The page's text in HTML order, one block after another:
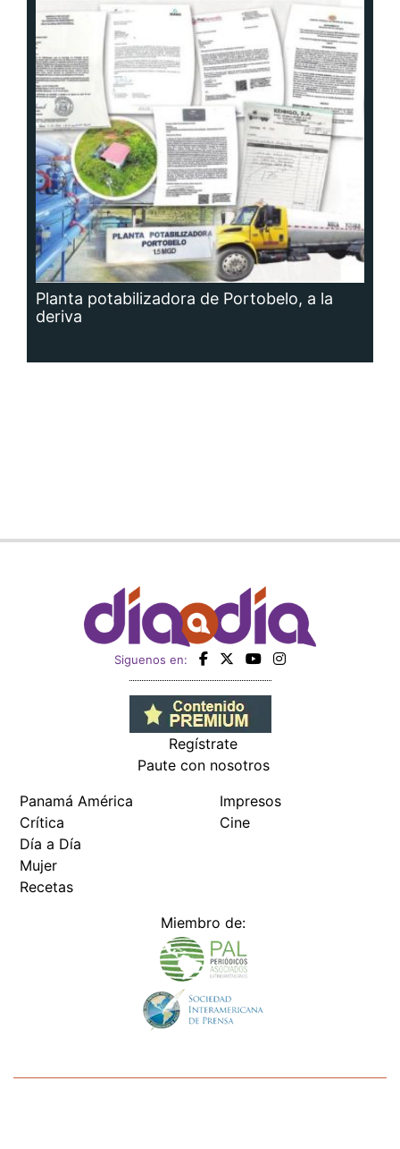
Planta potabilizadora de Portobelo, a la
deriva
Siguenos en:
Regístrate
Paute con nosotros
Panamá América
Crítica
Día a Día
Mujer
Recetas
Impresos
Cine
Miembro de: